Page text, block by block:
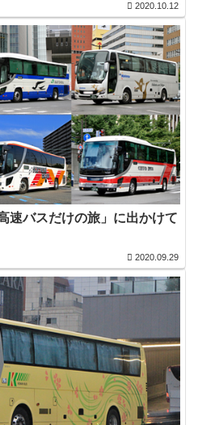
2020.10.12
速バスだけの旅」に出かけて
2020.09.29